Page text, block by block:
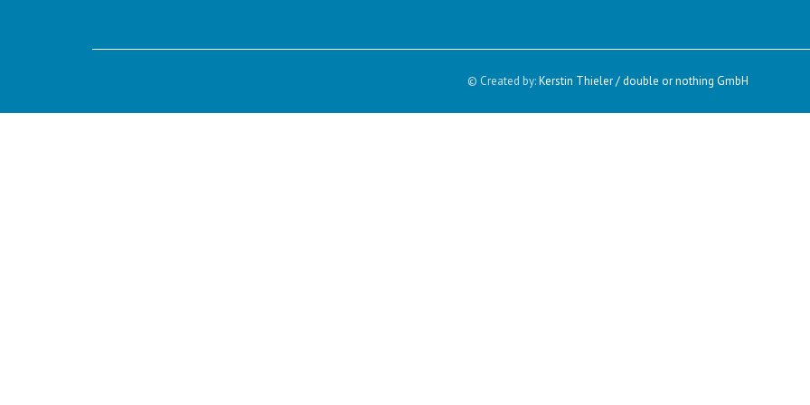
© Created by:Kerstin Thieler / double or nothing GmbH